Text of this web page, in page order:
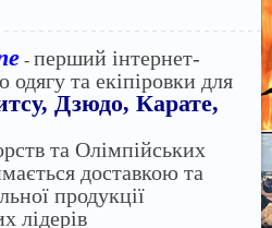
- перший інтернет-
одягу та екіпіровки для
Дзюдо, Карате,
та Олімпійських
доставкою та
продукції
лідерів